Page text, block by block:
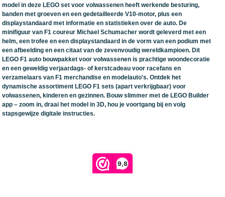
9,8
model in deze LEGO set voor volwassenen heeft werkende besturing,
banden met groeven en een gedetailleerde V10-motor, plus een
displaystandaard met informatie en statistieken over de auto. De
minifiguur van F1 coureur Michael Schumacher wordt geleverd met een
helm, een trofee en een displaystandaard in de vorm van een podium met
een afbeelding en een citaat van de zevenvoudig wereldkampioen. Dit
LEGO F1 auto bouwpakket voor volwassenen is prachtige woondecoratie
en een geweldig verjaardags- of kerstcadeau voor racefans en
verzamelaars van F1 merchandise en modelauto's. Ontdek het
dynamische assortiment LEGO F1 sets (apart verkrijgbaar) voor
volwassenen, kinderen en gezinnen. Bouw slimmer met de LEGO Builder
app – zoom in, draai het model in 3D, hou je voortgang bij en volg
stapsgewijze digitale instructies.